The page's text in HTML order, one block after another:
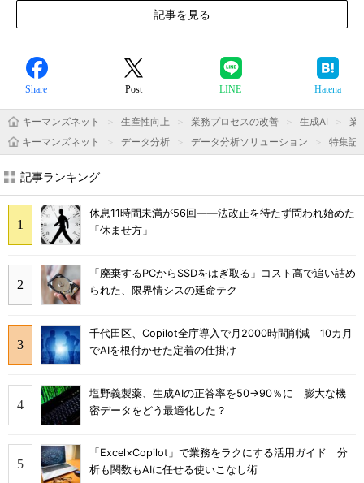
記事を見る
Share Post LINE Hatena
キーマンズネット 生産性向上 業務プロセスの改善 生成AI
業
キーマンズネット
データ分析 データ分析ソリューション 特集記
記事ランキング
休息11時間未満が56回――法改正を待たず問われ始めた
「休ませ方」
「廃棄するPCからSSDをはぎ取る」コスト高で追い詰め
られた、限界情シスの延命テク
千代田区、Copilot全庁導入で月2000時間削減 10カ月
でAIを根付かせた定着の仕掛け
塩野義製薬、生成AIの正答率を50→90％に 膨大な機
密データをどう最適化した？
「Excel×Copilot」で業務をラクにする活用ガイド 分
析も関数もAIに任せる使いこなし術